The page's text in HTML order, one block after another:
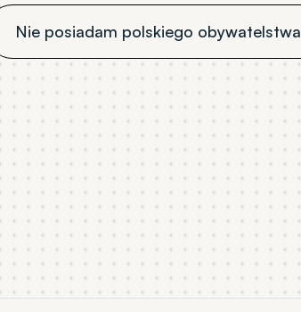
Nie posiadam polskiego obywatelstwa